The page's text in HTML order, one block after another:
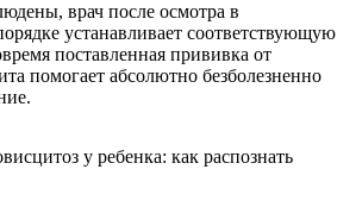
врач после осмотра в
устанавливает соответствующую
поставленная прививка от
помогает абсолютно безболезненно
у ребенка: как распознать